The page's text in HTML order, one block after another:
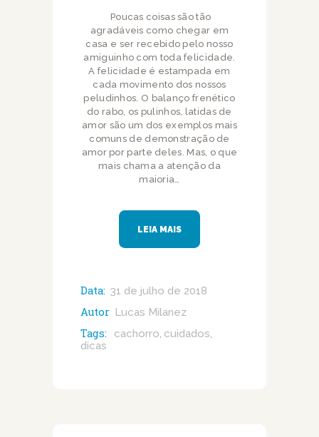
Poucas coisas são tão
agradáveis como chegar em
casa e ser recebido pelo nosso
amiguinho com toda felicidade.
A felicidade é estampada em
cada movimento dos nossos
peludinhos. O balanço frenético
do rabo, os pulinhos, latidas de
amor são um dos exemplos mais
comuns de demonstração de
amor por parte deles. Mas, o que
mais chama a atenção da
maioria…
LEIA MAIS
Data: 31 de julho de 2018
Autor Lucas Milanez
Tags: cachorro cuidados
dicas